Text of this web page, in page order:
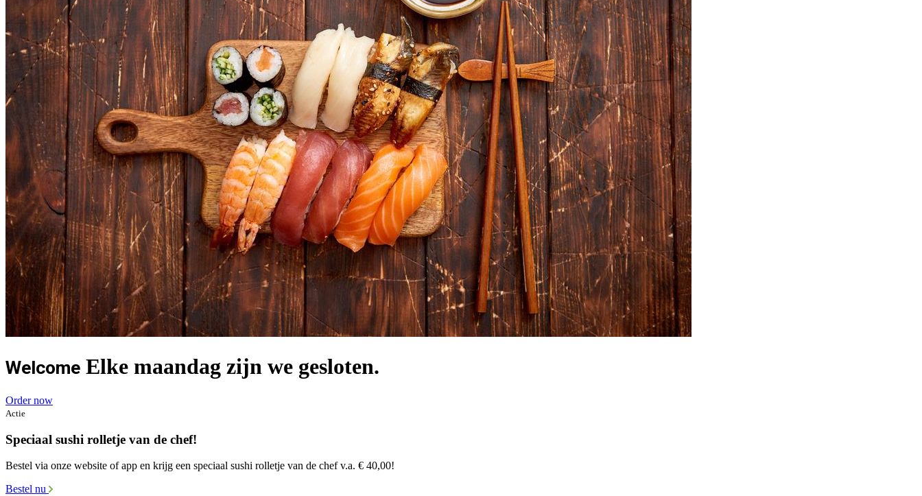
Welcome Elke maandag zijn we gesloten.
Order now
Actie
Speciaal sushi rolletje van de chef!
Bestel via onze website of app en krijg een speciaal sushi rolletje van de chef v.a. € 40,00!
Bestel nu